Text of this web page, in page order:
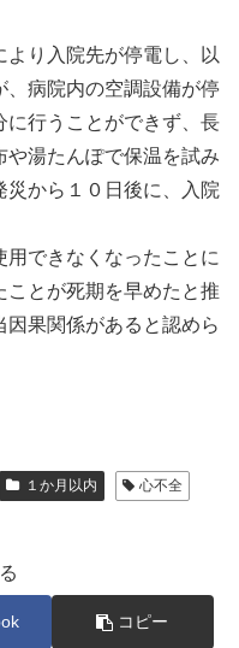
り入院先が停電し、以
、病院内の空調設備が停
に行うことができず、長
湯たんぽで保温を試み
災から１０日後に、入院
できなくなったことに
ことが死期を早めたと推
果関係があると認めら
１か月以内
心不全
コピー